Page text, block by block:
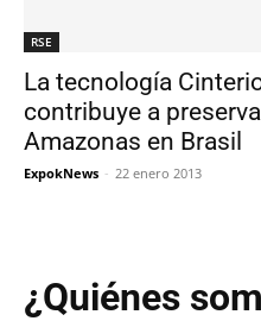
RSE
La tecnología
contribuye a
Amazonas en Brasil
ExpokNews - 22 enero 2013
¿Quiénes